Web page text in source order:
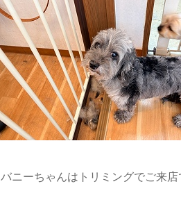
バニーちゃんはトリミングでご来